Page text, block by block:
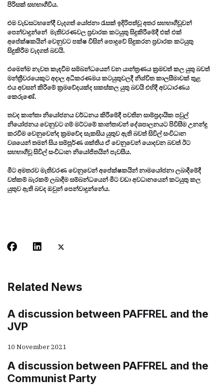
පිරිසක් සහභාගීවිය.
එම වැඩසටහනේදී වැදගත් යෝජනා රැසක් ඉදිරිපත්වූ අතර සහභාගීවූවන්
පෙන්වාදුන්නේ මැතිවරණවල ප්‍රචාරක කටයුතු සිදුකිරීමේදී එක් එක්
අපේක්ෂකයින් වෙනුවට පක්ෂ විසින් පොදුවේ සිදුකරන ප්‍රචාරක කටයුතු
සිදුකිරීම වැදගත් බවයි.
එමෙන්ම නැවත කැඳවීම සම්බන්ධයෙන් වන යාන්ත්‍රණය ක්‍රමවත් කල යුතු බවත්
මන්ත්‍රීවරයෙකුට අදාල අධිකරණමය කටයුතුවලදී නිශ්චිත කාලසීමාවක් තුළ
එය අවසන් කිරීමේ ක්‍රමවේදයක්ද සකස්කල යුතු බවයි එහිදී අවධාරණය
කෙරුණේ.
තවද කාන්තා නියෝජනය වර්ධනය කිරීමේදී පවතින සාම්ප්‍රදායික පවුල්
නියෝජනය වෙනුවට ගම් මට්ටමේ කාන්තාවන් දේශපාලනයට පිවිසීම උනන්දු
කරවීම වෙනුවෙන්ද ක්‍රමවේද සැකසිය යුතුව ඇති බවත් සිවිල් සංවිධාන
වශයෙන් තමන් සිය සම්පූර්ණ ශක්තිය ඒ වෙනුවෙන් යොදවන බවත් ඊට
සහභාගීවූ සිවිල් සංවිධාන නියෝජිතයින් පැවසීය.
මීට අමතරව මැතිවරණ වෙනුවෙන් අපේක්ෂකයින් නාමයෝජනා ලබාදීමේදී
වත්කම් බැරකම් ලබාදීම සම්බන්ධයෙන් මීට වඩා අවධානයෙන් කටයුතු කල
යුතුව ඇති බවද ඔවුන් පෙන්වාදුන්නේය.
Related News
A discussion between PAFFREL and the
JVP
10 November 2021
A discussion between PAFFREL and the
Communist Party